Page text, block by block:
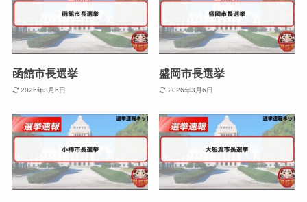
函館市長選挙
2026年3月6日
盛岡市長選挙
2026年3月6日